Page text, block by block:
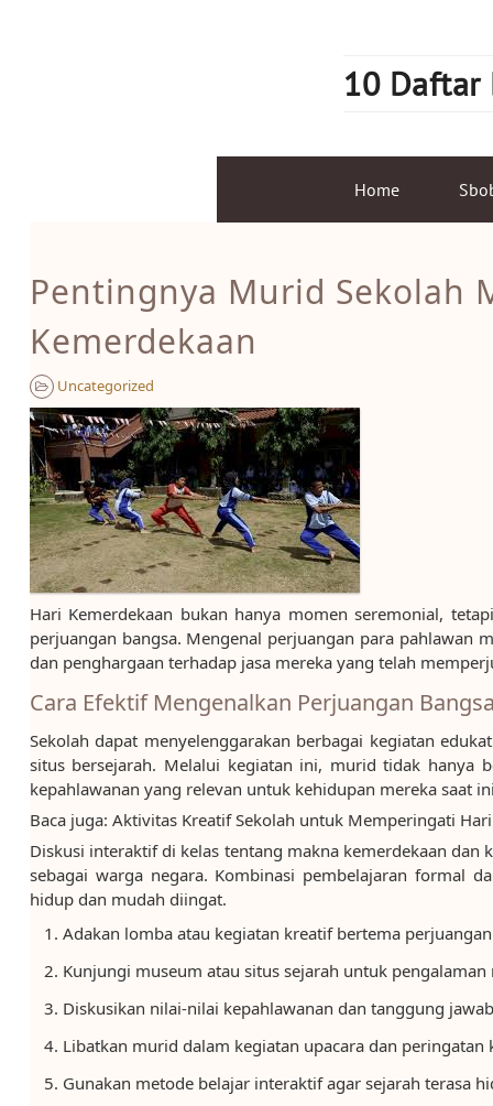
10 Daftar
Home
Pentingnya Murid Sekolah
Kemerdekaan
Uncategorized
Hari Kemerdekaan bukan hanya momen seremonial,
perjuangan bangsa. Mengenal perjuangan para pahlawan
dan penghargaan terhadap jasa mereka yang telah
Cara Efektif Mengenalkan Perjuangan
Sekolah dapat menyelenggarakan berbagai kegiatan
situs bersejarah. Melalui kegiatan ini, murid tidak hanya
kepahlawanan yang relevan untuk kehidupan mereka saat
Baca juga: Aktivitas Kreatif Sekolah untuk Memperingati
Diskusi interaktif di kelas tentang makna kemerdekaan
sebagai warga negara. Kombinasi pembelajaran formal
hidup dan mudah diingat.
Adakan lomba atau kegiatan kreatif bertema
Kunjungi museum atau situs sejarah untuk pengalaman
Diskusikan nilai-nilai kepahlawanan dan tanggung
Libatkan murid dalam kegiatan upacara dan peringatan
Gunakan metode belajar interaktif agar sejarah terasa